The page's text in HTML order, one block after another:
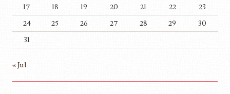
17
18 19 20 21 22
23
24
25 26 27 28 29
30
31
« Jul